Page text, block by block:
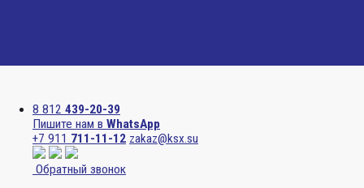
8 812 439-20-39
Пишите нам в WhatsApp
+7 911 711-11-12 zakaz@ksx.su
Обратный звонок